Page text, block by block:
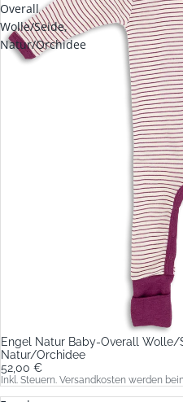
Overall
Wolle/Seide,
Natur/Orchidee
Engel Natur Baby-Overall Wolle/
Natur/Orchidee
52,00 €
Inkl. Steuern. Versandkosten werden